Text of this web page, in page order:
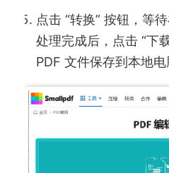
点击 “转换” 按钮，等
处理完成后，点击 “下
PDF 文件保存到本地电